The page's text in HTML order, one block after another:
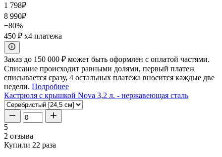
1 798₽
8 990₽
−80%
450 ₽ x4 платежа
Заказ до 150 000 ₽ может быть оформлен с оплатой частями.
Списание происходит равными долями, первый платеж
списывается сразу, 4 остальных платежа вносится каждые две
недели. Подробнее
Кастрюля с крышкой Nova 3,2 л. - нержавеющая сталь
5
2 отзыва
Купили 22 раза